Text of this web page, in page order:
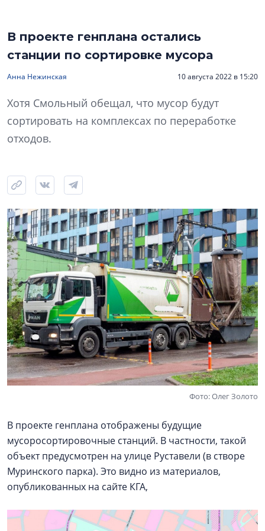
В проекте генплана остались
станции по сортировке мусора
Анна Нежинская 10 августа 2022 в 15:20
Хотя Смольный обещал, что мусор будут
сортировать на комплексах по переработке
отходов.
Фото: Олег Золото
В проекте генплана отображены будущие
мусоросортировочные станций. В частности, такой
объект предусмотрен на улице Руставели (в створе
Муринского парка). Это видно из материалов,
опубликованных на сайте КГА,